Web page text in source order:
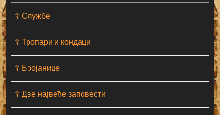
☦ Службе
☦ Тропари и кондаци
☦ Бројанице
☦ Две највеће заповести